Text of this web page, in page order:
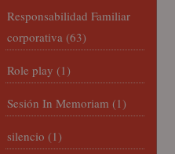
Responsabilidad Familiar
corporativa (63)
Role play (1)
Sesión In Memoriam (1)
silencio (1)